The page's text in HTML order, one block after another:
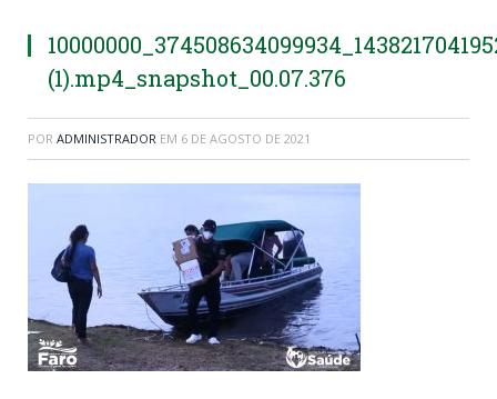
(1).mp4_snapshot_00.07.376
POR ADMINISTRADOR EM 6 DE AGOSTO DE 2021